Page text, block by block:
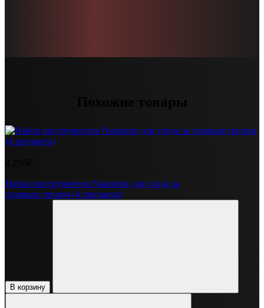
Набор инструментов Napoleon для ухода за
газовым грилем (4 предмета)
В корзину